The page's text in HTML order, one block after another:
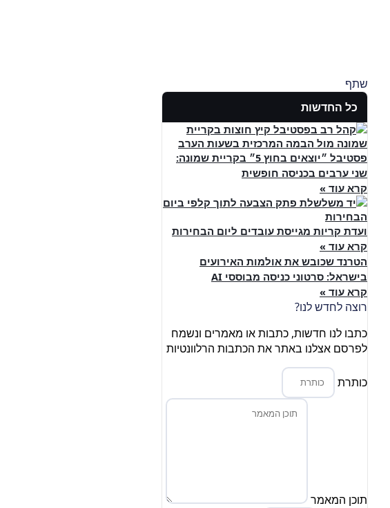
שתף
כל החדשות
פסטיבל ״יוצאים בחוץ 5״ בקריית שמונה:
שני ערבים בכניסה חופשית
קרא עוד »
ועדת קריות מגייסת עובדים ליום הבחירות
קרא עוד »
הטרנד שכובש את אולמות האירועים
בישראל: סרטוני כניסה מבוססי AI
קרא עוד »
רוצה לחדש לנו?
כתבו לנו חדשות, כתבות או מאמרים ונשמח
לפרסם אצלנו באתר את הכתבות הרלוונטיות
כותרת
תוכן המאמר